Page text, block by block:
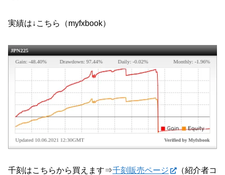
実績は↓こちら（myfxbook）
千刻はこちらから買えます⇒千刻販売ページ
（紹介者コ